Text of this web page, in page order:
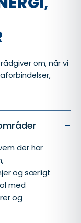
om, når vi
-
der har
og særligt
med
og